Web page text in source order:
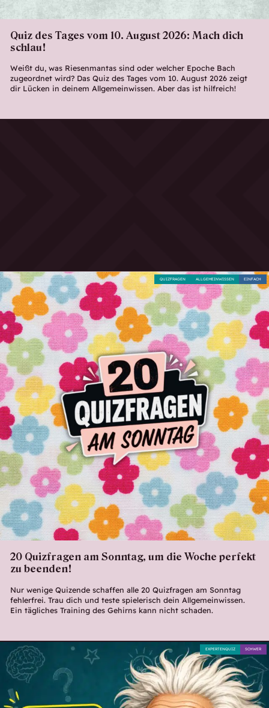
Quiz des Tages vom 10. August 2026: Mach dich
schlau!
Weißt du, was Riesenmantas sind oder welcher Epoche Bach
zugeordnet wird? Das Quiz des Tages vom 10. August 2026 zeigt
dir Lücken in deinem Allgemeinwissen. Aber das ist hilfreich!
20 Quizfragen am Sonntag, um die Woche perfekt
zu beenden!
Nur wenige Quizende schaffen alle 20 Quizfragen am Sonntag
fehlerfrei. Trau dich und teste spielerisch dein Allgemeinwissen.
Ein tägliches Training des Gehirns kann nicht schaden.
EINFACH
ALLGEMEINWISSEN
QUIZFRAGEN
SCHWER
EXPERTENQUIZ